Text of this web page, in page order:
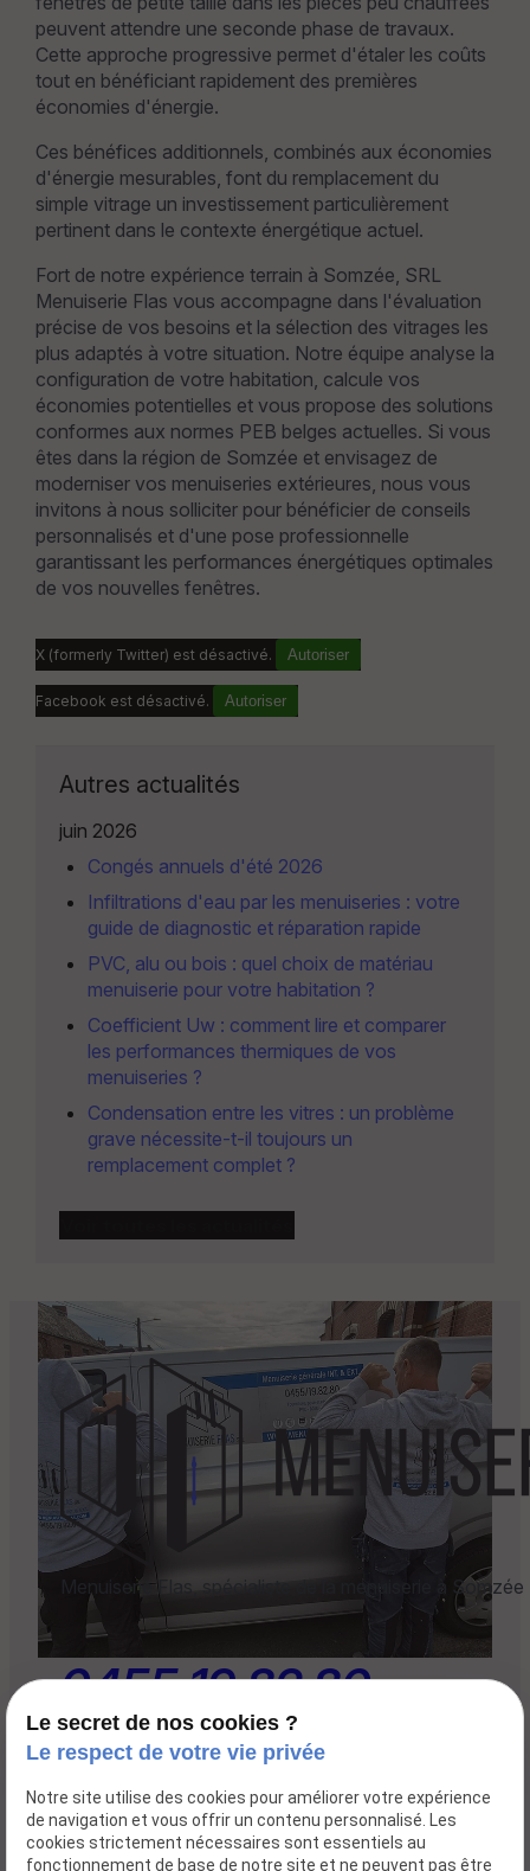
peuvent attendre une seconde phase de travaux.
Cette approche progressive permet d'étaler les coûts
tout en bénéficiant rapidement des premières
économies d'énergie.
Ces bénéfices additionnels, combinés aux économies
d'énergie mesurables, font du remplacement du
simple vitrage un investissement particulièrement
pertinent dans le contexte énergétique actuel.
Fort de notre expérience terrain à Somzée, SRL
Menuiserie Flas vous accompagne dans l'évaluation
précise de vos besoins et la sélection des vitrages les
plus adaptés à votre situation. Notre équipe analyse la
configuration de votre habitation, calcule vos
économies potentielles et vous propose des solutions
conformes aux normes PEB belges actuelles. Si vous
êtes dans la région de Somzée et envisagez de
moderniser vos menuiseries extérieures, nous vous
invitons à nous solliciter pour bénéficier de conseils
personnalisés et d'une pose professionnelle
garantissant les performances énergétiques optimales
de vos nouvelles fenêtres.
X (formerly Twitter) est désactivé. Autoriser
Facebook est désactivé. Autoriser
Autres actualités
juin 2026
Congés annuels d'été 2026
Infiltrations d'eau par les menuiseries : votre
guide de diagnostic et réparation rapide
PVC, alu ou bois : quel choix de matériau
menuiserie pour votre habitation ?
Coefficient Uw : comment lire et comparer
les performances thermiques de vos
menuiseries ?
Condensation entre les vitres : un problème
grave nécessite-t-il toujours un
remplacement complet ?
Menuiserie Flas, spécialiste de la menuiserie à Somzée
0455 19 82 80
5651 SOMZEE
Lundi-samedi
Le secret de nos cookies ?
Le respect de votre vie privée
Notre site utilise des cookies pour améliorer votre expérience
de navigation et vous offrir un contenu personnalisé. Les
cookies strictement nécessaires sont essentiels au
fonctionnement de base de notre site et ne peuvent pas être